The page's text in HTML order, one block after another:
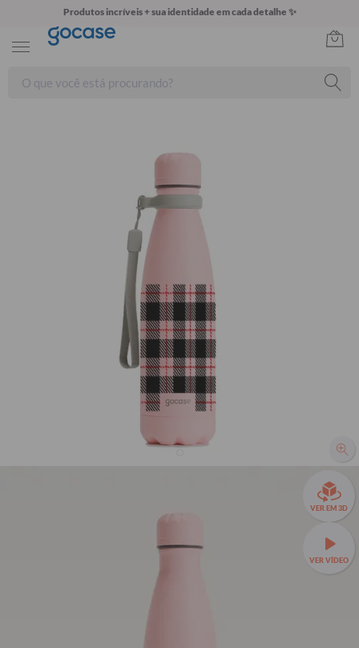
Produtos incríveis + sua identidade em cada detalhe ✨
VER EM 3D
VER VÍDEO
Garrafa Térmica Urban a partir de R$89,90!